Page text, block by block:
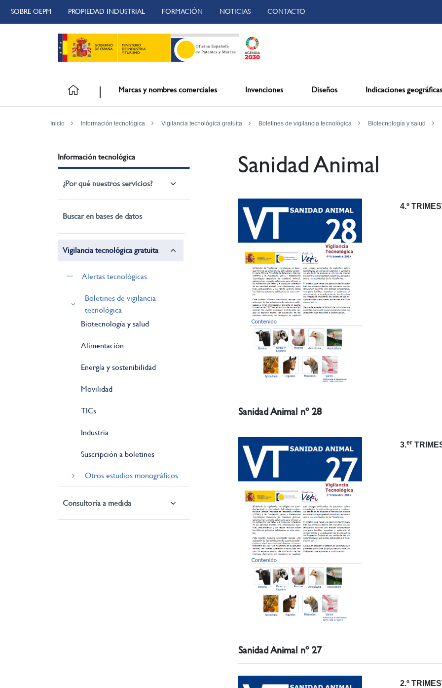
SOBRE OEPM PROPIEDAD INDUSTRIAL FORMACIÓN NOTICIAS CONTACTO
Marcas y nombres comerciales Invenciones Diseños Indicaciones geográficas
Inicio Información tecnológica Vigilancia tecnológica gratuita Boletines de vigilancia tecnológica Biotecnología y salud
Información tecnológica
¿Por qué nuestros servicios?
Buscar en bases de datos
Vigilancia tecnológica gratuita
Alertas tecnológicas
Boletines de vigilancia
tecnológica
Biotecnología y salud
Alimentación
Energía y sostenibilidad
Movilidad
TICs
Industria
Suscripción a boletines
Otros estudios monográficos
Consultoría a medida
Sanidad Animal
4.º
Sanidad Animal nº 28
3.er
Sanidad Animal nº 27
2.º